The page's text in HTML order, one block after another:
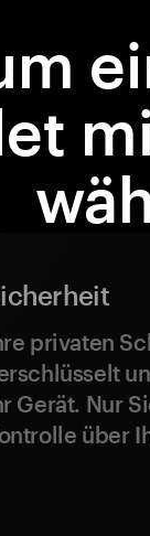
privaten
Gerät. Nur
über